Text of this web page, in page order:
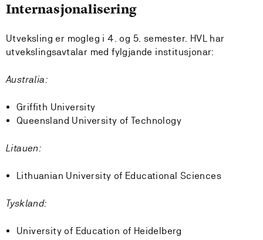
Internasjonalisering
Utveksling er mogleg i 4. og 5. semester. HVL har
utvekslingsavtalar med fylgjande institusjonar:
Australia:
Griffith University
Queensland University of Technology
Litauen:
Lithuanian University of Educational Sciences
Tyskland:
University of Education of Heidelberg